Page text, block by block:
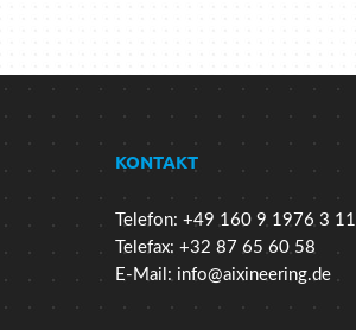
KONTAKT
Telefon: +49 160 9 1976 3 11
Telefax: +32 87 65 60 58
E-Mail: info@aixineering.de